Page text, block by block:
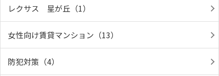
レクサス 星が丘（1）
女性向け賃貸マンション（13）
防犯対策（4）